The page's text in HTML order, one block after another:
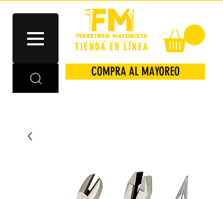
TIENDA EN LÍNEA
COMPRA AL MAYOREO